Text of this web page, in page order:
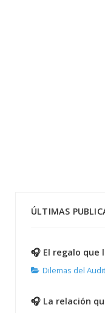
ÚLTIMAS
🎧 El regalo que
Dilemas del
🎧 La relación